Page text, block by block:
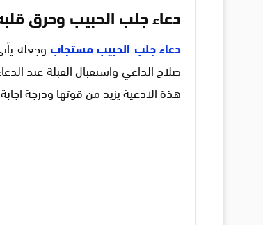
دعاء جلب الحبيب وحرق
دعاء جلب الحبيب مستجاب وجعله
صلاح الداعي واستقبال القبلة عند
هذة الادعية يزيد من قوتها ودرجة اجابة